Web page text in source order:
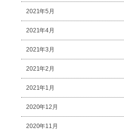
2021年5月
2021年4月
2021年3月
2021年2月
2021年1月
2020年12月
2020年11月